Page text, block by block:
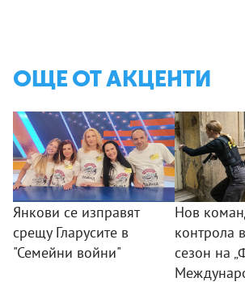
ОЩЕ ОТ АКЦЕНТИ
Янкови се изправят
срещу Гларусите в
"Семейни войни"
Нов
контрола
сезон на